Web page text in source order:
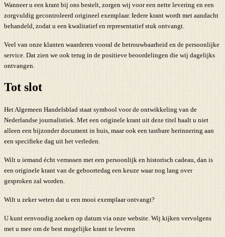
Wanneer u een krant bij ons bestelt, zorgen wij voor een nette levering en een
zorgvuldig gecontroleerd origineel exemplaar. Iedere krant wordt met aandacht
behandeld, zodat u een kwalitatief en representatief stuk ontvangt.
Veel van onze klanten waarderen vooral de betrouwbaarheid en de persoonlijke
service. Dat zien we ook terug in de positieve beoordelingen die wij dagelijks
ontvangen.
Tot slot
Het Algemeen Handelsblad staat symbool voor de ontwikkeling van de
Nederlandse journalistiek. Met een originele krant uit deze titel haalt u niet
alleen een bijzonder document in huis, maar ook een tastbare herinnering aan
een specifieke dag uit het verleden.
Wilt u iemand écht verrassen met een persoonlijk en historisch cadeau, dan is
een originele krant van de geboortedag een keuze waar nog lang over
gesproken zal worden.
Wilt u zeker weten dat u een mooi exemplaar ontvangt?
U kunt eenvoudig zoeken op datum via onze website. Wij kijken vervolgens
met u mee om de best mogelijke krant te leveren